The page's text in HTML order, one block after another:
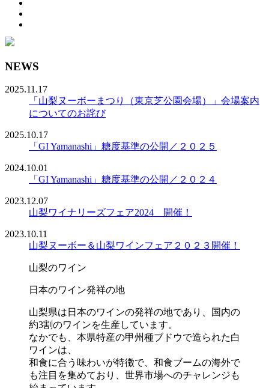
NEWS
2025.11.17
「山梨ヌーボーまつり（東京芝公園会場）」会場案内
についてのお詫び
2025.10.17
「GI Yamanashi」糖度基準の公開／２０２５
2024.10.01
「GI Yamanashi」糖度基準の公開／２０２４
2023.12.07
山梨ワイナリーズフェア2024 開催！
2023.10.11
山梨ヌーボー＆山梨ワインフェア２０２３開催！
山梨のワイン
日本のワイン発祥の地
山梨県は日本のワインの発祥の地であり、国内の
約3割のワインを生産しています。
なかでも、本県特産の甲州種ブドウで造られた白
ワインは、
和食に合う味わいが特徴で、和食ブームの海外で
も注目を集めており、世界市場へのチャレンジも